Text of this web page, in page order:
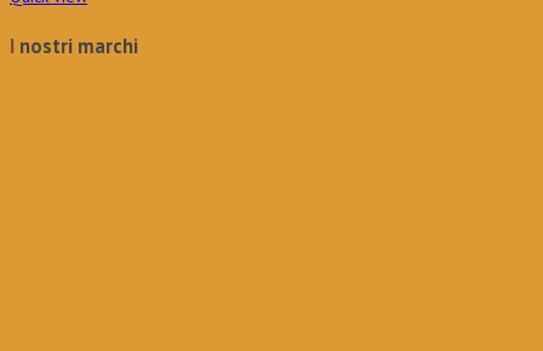
I nostri marchi